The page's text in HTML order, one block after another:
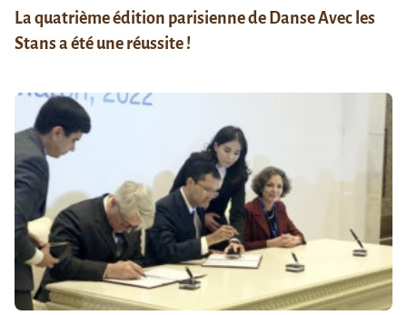
La quatrième édition parisienne de Danse Avec les
Stans a été une réussite !